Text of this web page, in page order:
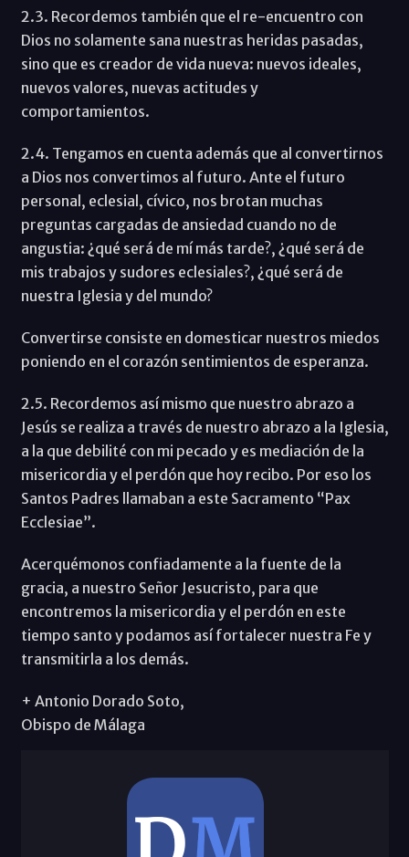
2.3. Recordemos también que el re-encuentro con
Dios no solamente sana nuestras heridas pasadas,
sino que es creador de vida nueva: nuevos ideales,
nuevos valores, nuevas actitudes y
comportamientos.
2.4. Tengamos en cuenta además que al convertirnos
a Dios nos convertimos al futuro. Ante el futuro
personal, eclesial, cívico, nos brotan muchas
preguntas cargadas de ansiedad cuando no de
angustia: ¿qué será de mí más tarde?, ¿qué será de
mis trabajos y sudores eclesiales?, ¿qué será de
nuestra Iglesia y del mundo?
Convertirse consiste en domesticar nuestros miedos
poniendo en el corazón sentimientos de esperanza.
2.5. Recordemos así mismo que nuestro abrazo a
Jesús se realiza a través de nuestro abrazo a la Iglesia,
a la que debilité con mi pecado y es mediación de la
misericordia y el perdón que hoy recibo. Por eso los
Santos Padres llamaban a este Sacramento “Pax
Ecclesiae”.
Acerquémonos confiadamente a la fuente de la
gracia, a nuestro Señor Jesucristo, para que
encontremos la misericordia y el perdón en este
tiempo santo y podamos así fortalecer nuestra Fe y
transmitirla a los demás.
+ Antonio Dorado Soto,
Obispo de Málaga